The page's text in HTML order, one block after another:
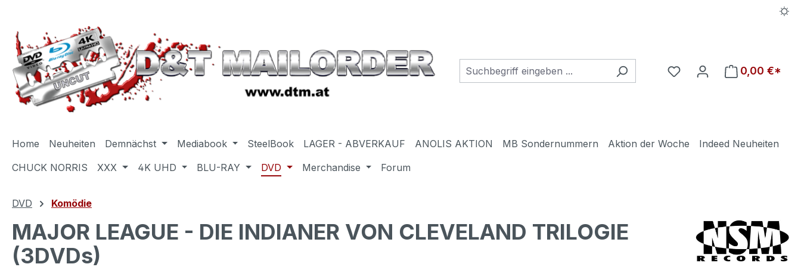
Du hast 0 Produkte auf
0,00 €*
Home Neuheiten Demnächst Mediabook SteelBook LAGER - ABVERKAUF ANOLIS AKTION MB Sondernummern Aktion der Woche
Indeed Neuheiten
CHUCK NORRIS
XXX 4K UHD BLU-RAY DVD Merchandise Forum
DVD Komödie
MAJOR LEAGUE - DIE INDIANER VON CLEVELAND TRILOGIE
(3DVDs)